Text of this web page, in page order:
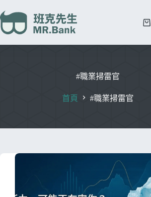
#職業掃雷官
首頁 #職業掃雷官